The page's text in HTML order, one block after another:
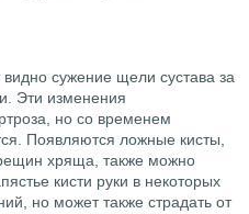
сужение щели сустава за
Эти изменения
но со временем
Появляются ложные кисты,
хряща, также можно
кисти руки в некоторых
но может также страдать от